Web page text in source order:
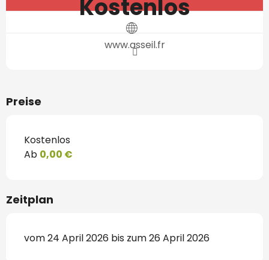
Kostenlos
www.asseil.fr
Preise
Kostenlos
Ab 0,00 €
Zeitplan
vom 24 April 2026 bis zum 26 April 2026